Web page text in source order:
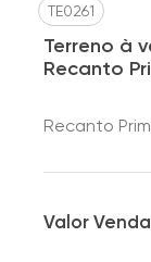
TE0261
Terreno à
Recanto
Recanto
Valor Venda